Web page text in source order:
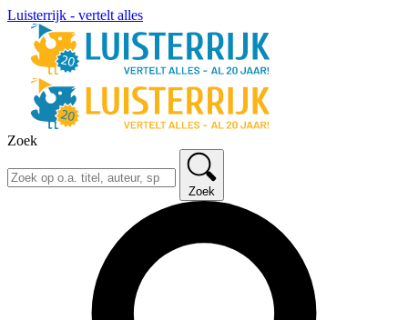
Luisterrijk - vertelt alles
Zoek
Zoek